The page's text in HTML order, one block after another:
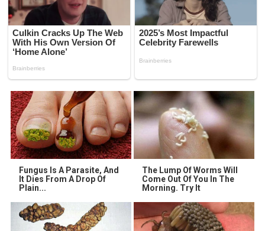
Fungus Is A Parasite, And
It Dies From A Drop Of
Plain...
The Lump Of Worms Will
Come Out Of You In The
Morning. Try It